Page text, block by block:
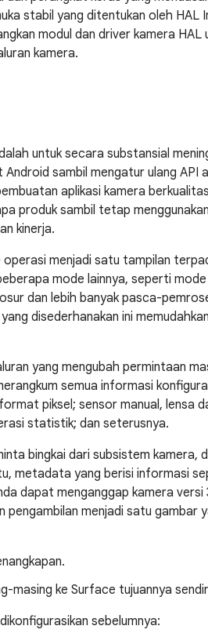
stabil yang ditentukan oleh
modul dan driver kamera HAL
kamera.
untuk secara substansial
sambil mengatur ulang API
aplikasi kamera
produk sambil tetap
kinerja.
menjadi satu tampilan
mode lainnya, seperti
dan lebih banyak pasca-
disederhanakan ini
yang mengubah permintaan
semua informasi
piksel; sensor manual, lensa
statistik; dan seterusnya.
bingkai dari subsistem kamera,
metadata yang berisi informasi
dapat menganggap kamera
menjadi satu gambar
masing ke Surface tujuannya
sebelumnya: